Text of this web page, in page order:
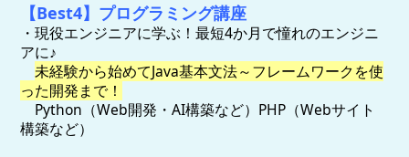
【Best4】プログラミング講座
・現役エンジニアに学ぶ！最短4か月で憧れのエンジニ
アに♪
未経験から始めてJava基本文法～フレームワークを使
った開発まで！
Python（Web開発・AI構築など）PHP（Webサイト
構築など）